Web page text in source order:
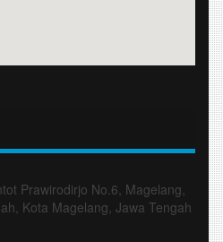
Prawirodirjo No.6, Magelang,
Kota Magelang, Jawa Tengah